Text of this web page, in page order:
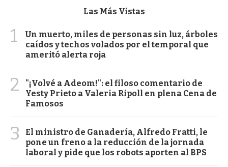
Las Más Vistas
1
Un muerto, miles de personas sin luz, árboles
caídos y techos volados por el temporal que
ameritó alerta roja
2
"¡Volvé a Adeom!": el filoso comentario de
Yesty Prieto a Valeria Ripoll en plena Cena de
Famosos
3
El ministro de Ganadería, Alfredo Fratti, le
pone un freno a la reducción de la jornada
laboral y pide que los robots aporten al BPS